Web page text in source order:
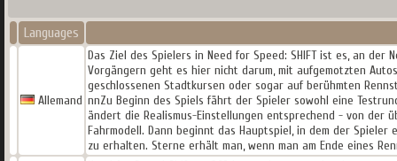
Languages
Allemand
Das Ziel des Spielers in Need for Speed: SHIFT ist es, an
Vorgängern geht es hier nicht darum, mit aufgemotzten
geschlossenen Stadtkursen oder sogar auf berühmten
nnZu Beginn des Spiels fährt der Spieler sowohl eine
ändert die Realismus-Einstellungen entsprechend - von der
Fahrmodell. Dann beginnt das Hauptspiel, in dem der
zu erhalten. Sterne erhält man, wenn man am Ende eines